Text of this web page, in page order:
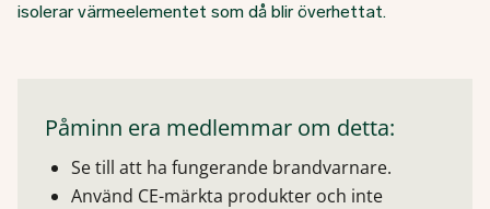
isolerar värmeelementet som då blir överhettat.
Påminn era medlemmar om detta:
Se till att ha fungerande brandvarnare.
Använd CE-märkta produkter och inte